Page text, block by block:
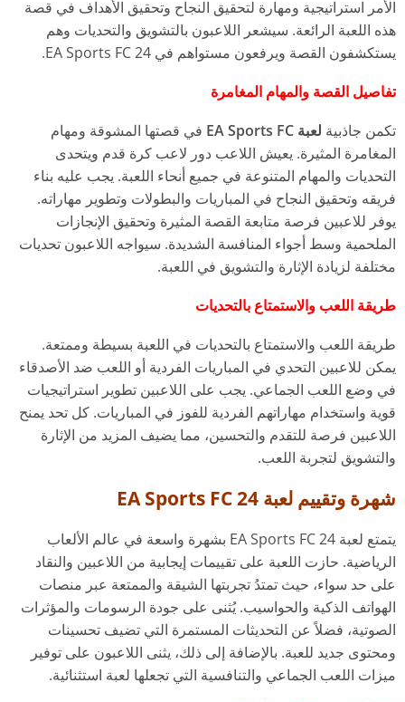
الأمر استراتيجية ومهارة لتحقيق النجاح وتحقيق الأهداف في قصة
هذه اللعبة الرائعة. سيشعر اللاعبون بالتشويق والتحديات وهم
يستكشفون القصة ويرفعون مستواهم في EA Sports FC 24.
تفاصيل القصة والمهام المغامرة
تكمن جاذبية لعبة EA Sports FC
في قصتها المشوقة ومهام
المغامرة المثيرة. يعيش اللاعب دور لاعب كرة قدم ويتحدى
التحديات والمهام المتنوعة في جميع أنحاء اللعبة. يجب عليه بناء
فريقه وتحقيق النجاح في المباريات والبطولات وتطوير مهاراته.
يوفر للاعبين فرصة متابعة القصة المثيرة وتحقيق الإنجازات
الملحمية وسط أجواء المنافسة الشديدة. سيواجه اللاعبون تحديات
مختلفة لزيادة الإثارة والتشويق في اللعبة.
طريقة اللعب والاستمتاع بالتحديات
طريقة اللعب والاستمتاع بالتحديات في اللعبة بسيطة وممتعة.
يمكن للاعبين التحدي في المباريات الفردية أو اللعب ضد الأصدقاء
في وضع اللعب الجماعي. يجب على اللاعبين تطوير استراتيجيات
قوية واستخدام مهاراتهم الفردية للفوز في المباريات. كل تحد يمنح
اللاعبين فرصة للتقدم والتحسين، مما يضيف المزيد من الإثارة
والتشويق لتجربة اللعب.
شهرة وتقييم لعبة EA Sports FC 24
يتمتع لعبة EA Sports FC 24 بشهرة واسعة في عالم الألعاب
الرياضية. حازت اللعبة على تقييمات إيجابية من اللاعبين والنقاد
على حد سواء، حيث تمتدُ تجربتها الشيقة والممتعة عبر منصات
الهواتف الذكية والحواسيب. يُثنى على جودة الرسومات والمؤثرات
الصوتية، فضلاً عن التحديثات المستمرة التي تضيف تحسينات
ومحتوى جديد للعبة. بالإضافة إلى ذلك، يثنى اللاعبون على توفير
ميزات اللعب الجماعي والتنافسية التي تجعلها لعبة استثنائية.